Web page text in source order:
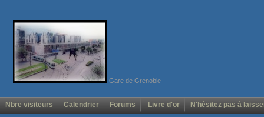
Gare de Grenoble
Nbre visiteurs Calendrier Forums Livre d'or N'hésitez pas à